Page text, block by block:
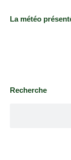
La météo
Recherche